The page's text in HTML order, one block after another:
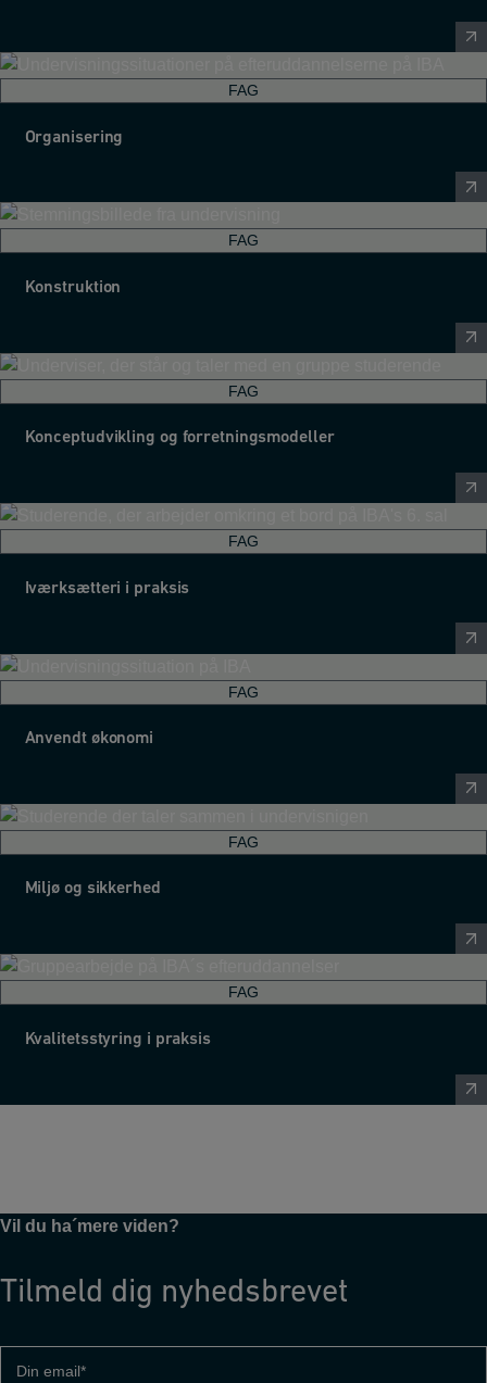
FAG
Organisering
FAG
Konstruktion
FAG
Konceptudvikling og forretningsmodeller
FAG
Iværksætteri i praksis
FAG
Anvendt økonomi
FAG
Miljø og sikkerhed
FAG
Kvalitetsstyring i praksis
Vil du ha´mere viden?
Tilmeld dig nyhedsbrevet